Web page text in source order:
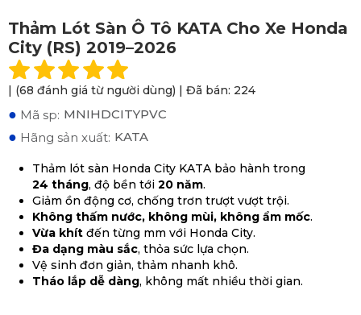
Thảm Lót Sàn Ô Tô KATA Cho Xe Honda
City (RS) 2019–2026
| (68 đánh giá từ người dùng) | Đã bán: 224
● Mã sp: MNIHDCITYPVC
● Hãng sản xuất: KATA
Thảm lót sàn Honda City KATA bảo hành trong
24 tháng, độ bền tới 20 năm.
Giảm ồn động cơ, chống trơn trượt vượt trội.
Không thấm nước, không mùi, không ẩm mốc.
Vừa khít đến từng mm với Honda City.
Đa dạng màu sắc, thỏa sức lựa chọn.
Vệ sinh đơn giản, thảm nhanh khô.
Tháo lắp dễ dàng, không mất nhiều thời gian.